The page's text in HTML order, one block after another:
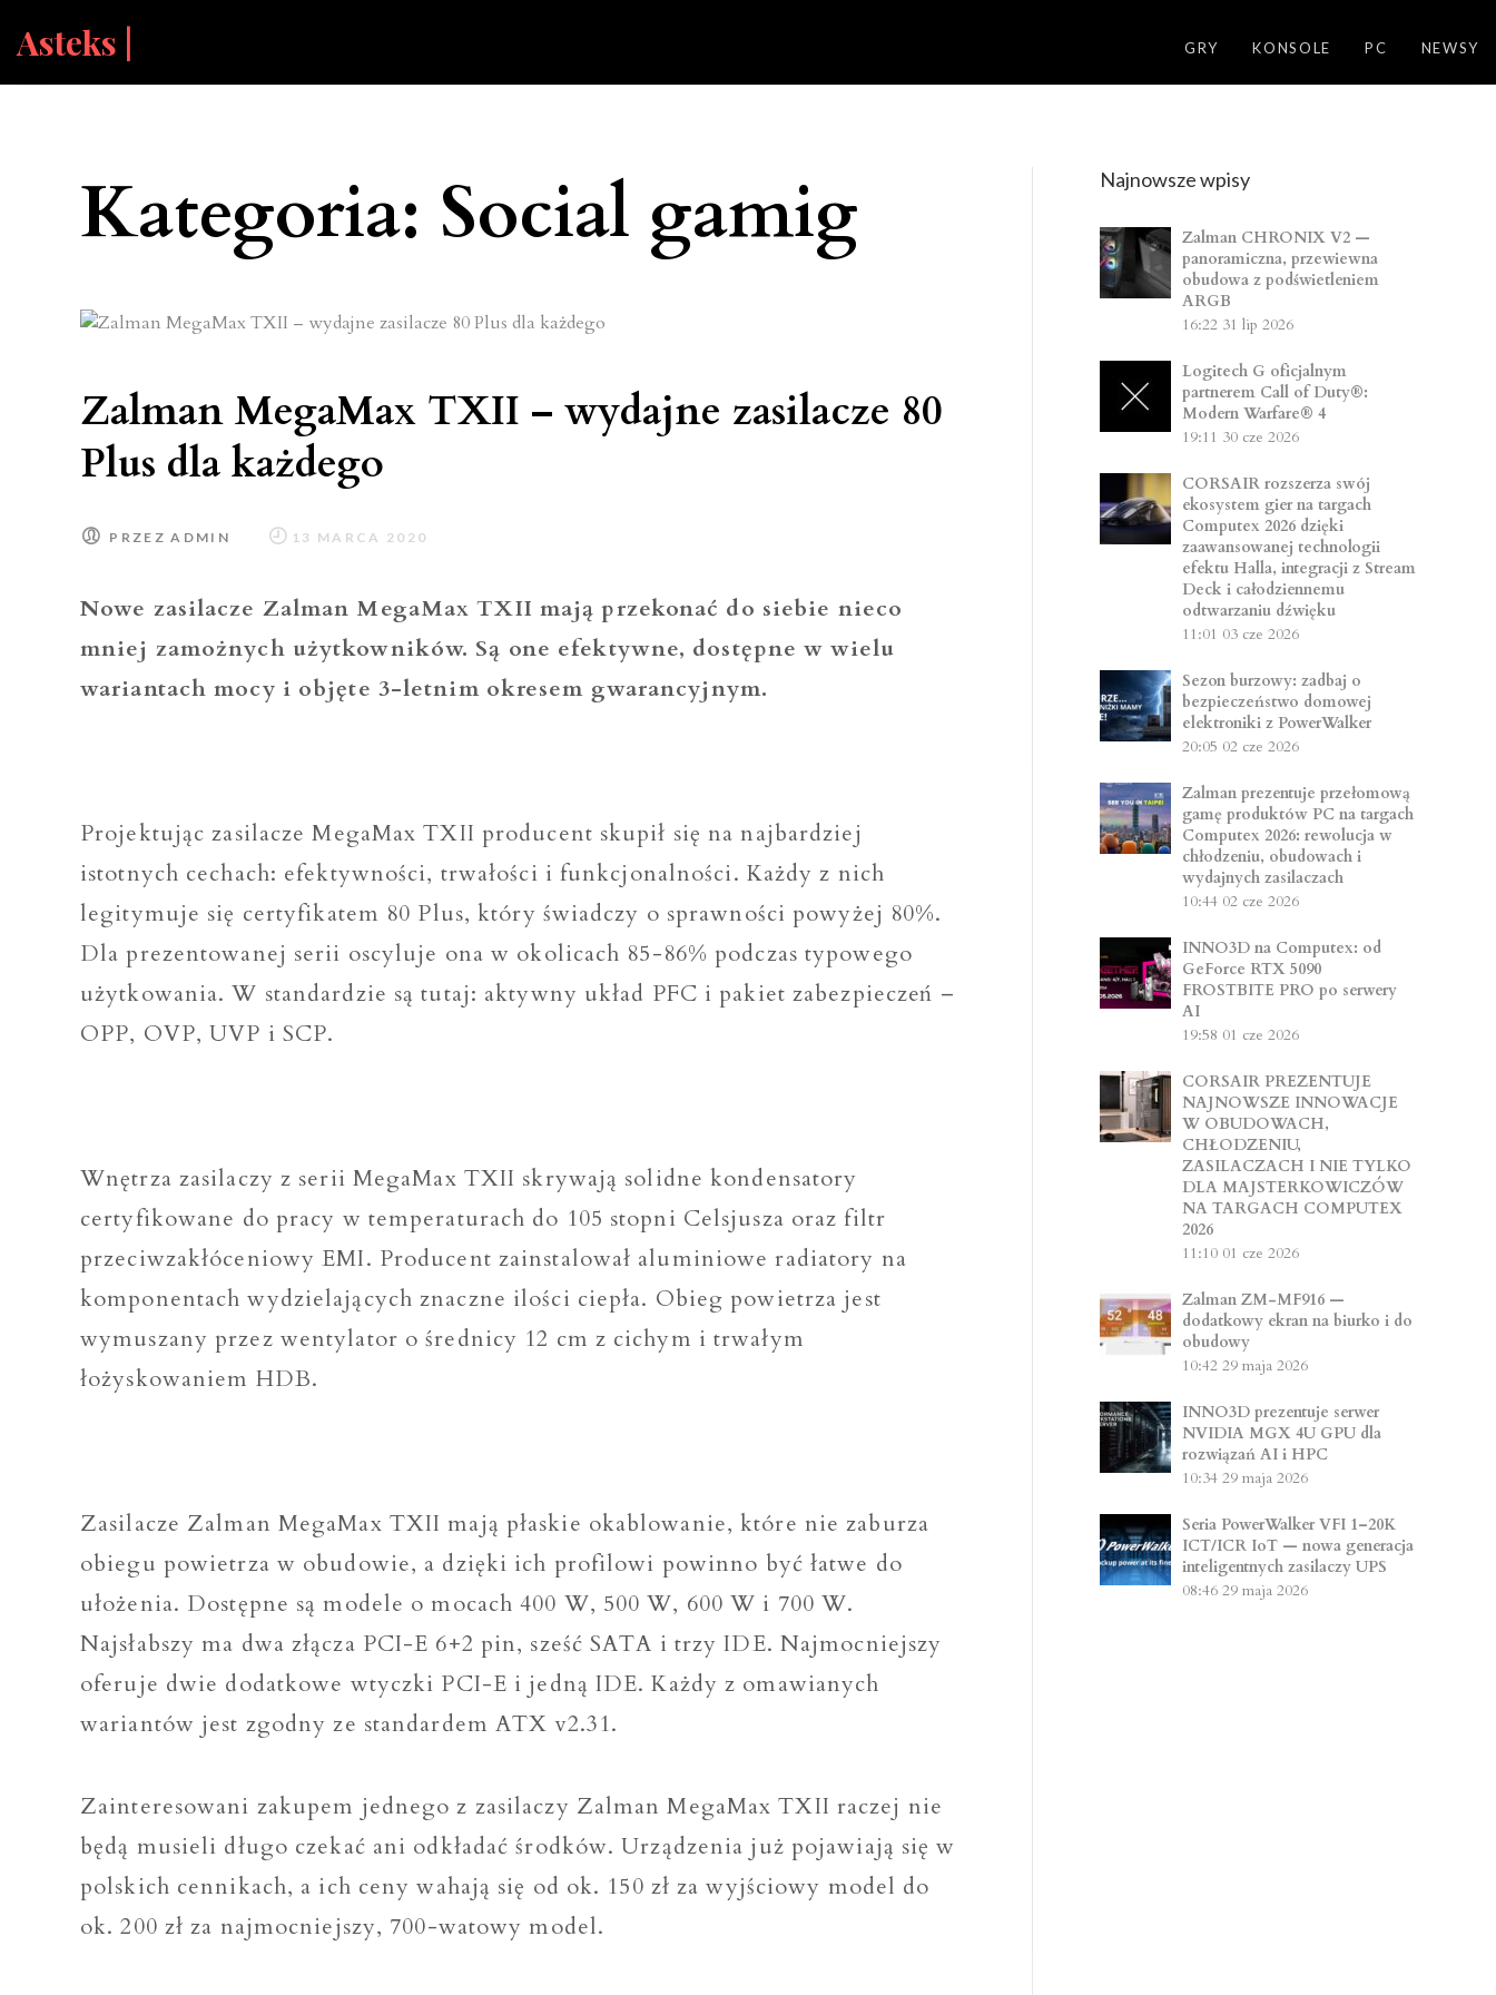
Asteks | GRY KONSOLE PC NEWSY
Kategoria: Social gamig
Zalman MegaMax TXII – wydajne zasilacze 80
Plus dla każdego
PRZEZADMIN
Nowe zasilacze Zalman MegaMax TXII mają przekonać do siebie nieco
mniej zamożnych użytkowników. Są one efektywne, dostępne w wielu
wariantach mocy i objęte 3-letnim okresem gwarancyjnym.
Projektując zasilacze MegaMax TXII producent skupił się na najbardziej
istotnych cechach: efektywności, trwałości i funkcjonalności. Każdy z nich
legitymuje się certyfikatem 80 Plus, który świadczy o sprawności powyżej 80%.
Dla prezentowanej serii oscyluje ona w okolicach 85-86% podczas typowego
użytkowania. W standardzie są tutaj: aktywny układ PFC i pakiet zabezpieczeń –
OPP, OVP, UVP i SCP.
Wnętrza zasilaczy z serii MegaMax TXII skrywają solidne kondensatory
certyfikowane do pracy w temperaturach do 105 stopni Celsjusza oraz filtr
przeciwzakłóceniowy EMI. Producent zainstalował aluminiowe radiatory na
komponentach wydzielających znaczne ilości ciepła. Obieg powietrza jest
wymuszany przez wentylator o średnicy 12 cm z cichym i trwałym
łożyskowaniem HDB.
Zasilacze Zalman MegaMax TXII mają płaskie okablowanie, które nie zaburza
obiegu powietrza w obudowie, a dzięki ich profilowi powinno być łatwe do
ułożenia. Dostępne są modele o mocach 400 W, 500 W, 600 W i 700 W.
Najsłabszy ma dwa złącza PCI-E 6+2 pin, sześć SATA i trzy IDE. Najmocniejszy
oferuje dwie dodatkowe wtyczki PCI-E i jedną IDE. Każdy z omawianych
wariantów jest zgodny ze standardem ATX v2.31.
Zainteresowani zakupem jednego z zasilaczy Zalman MegaMax TXII raczej nie
będą musieli długo czekać ani odkładać środków. Urządzenia już pojawiają się w
polskich cennikach, a ich ceny wahają się od ok. 150 zł za wyjściowy model do
ok. 200 zł za najmocniejszy, 700-watowy model.
Najnowsze wpisy
Zalman CHRONIX V2 —
panoramiczna, przewiewna
obudowa z podświetleniem
ARGB
16:22 31 lip 2026
Logitech G oficjalnym
partnerem Call of Duty®:
Modern Warfare® 4
19:11 30 cze 2026
CORSAIR rozszerza swój
ekosystem gier na targach
Computex 2026 dzięki
zaawansowanej technologii
efektu Halla, integracji z Stream
Deck i całodziennemu
odtwarzaniu dźwięku
11:01 03 cze 2026
Sezon burzowy: zadbaj o
bezpieczeństwo domowej
elektroniki z PowerWalker
20:05 02 cze 2026
Zalman prezentuje przełomową
gamę produktów PC na targach
Computex 2026: rewolucja w
chłodzeniu, obudowach i
wydajnych zasilaczach
10:44 02 cze 2026
INNO3D na Computex: od
GeForce RTX 5090
FROSTBITE PRO po serwery
AI
19:58 01 cze 2026
CORSAIR PREZENTUJE
NAJNOWSZE INNOWACJE
W OBUDOWACH,
CHŁODZENIU,
ZASILACZACH I NIE TYLKO
DLA MAJSTERKOWICZÓW
NA TARGACH COMPUTEX
2026
11:10 01 cze 2026
Zalman ZM-MF916 —
dodatkowy ekran na biurko i do
obudowy
10:42 29 maja 2026
INNO3D prezentuje serwer
NVIDIA MGX 4U GPU dla
rozwiązań AI i HPC
10:34 29 maja 2026
Seria PowerWalker VFI 1–20K
ICT/ICR IoT — nowa generacja
inteligentnych zasilaczy UPS
08:46 29 maja 2026